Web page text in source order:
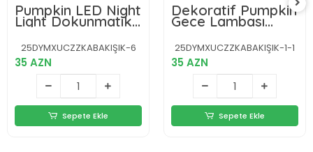
Pumpkin LED Night
Light Dokunmatik
Şarjlı Silikon Gece
Lambası Yeni Nesil
25DYMXUCZZKABAKIŞIK-6
35 AZN
Sepete Ekle
Dekoratif Pumpkin
Gece Lambası
Şarjlı Dokunmatik
LED Işık Yeni Nesil
25DYMXUCZZKABAKIŞIK-1-1
35 AZN
Sepete Ekle